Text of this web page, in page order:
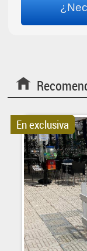
En exclusiva